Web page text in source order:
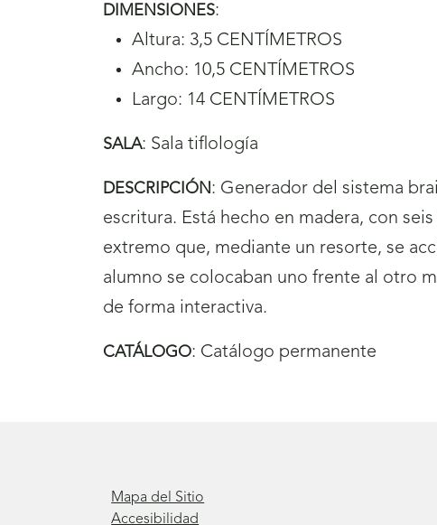
DIMENSIONES:
Altura: 3,5 CENTÍMETROS
Ancho: 10,5 CENTÍMETROS
Largo: 14 CENTÍMETROS
SALA: Sala tiflología
DESCRIPCIÓN: Generador del sistema
escritura. Está hecho en madera, con
extremo que, mediante un resorte, se
alumno se colocaban uno frente al otro
de forma interactiva.
CATÁLOGO: Catálogo permanente
Mapa del Sitio
Accesibilidad